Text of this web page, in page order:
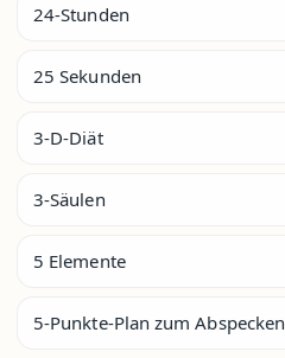
24-Stunden
25 Sekunden
3-D-Diät
3-Säulen
5 Elemente
5-Punkte-Plan zum Abspecken